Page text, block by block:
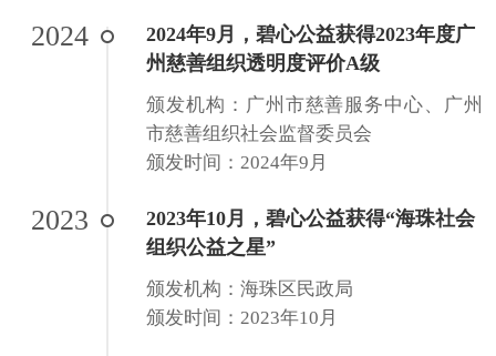
2024
2024年9月，碧心公益获得2023年度广
州慈善组织透明度评价A级
颁发机构：广州市慈善服务中心、广州
市慈善组织社会监督委员会
颁发时间：2024年9月
2023
2023年10月，碧心公益获得“海珠社会
组织公益之星”
颁发机构：海珠区民政局
颁发时间：2023年10月